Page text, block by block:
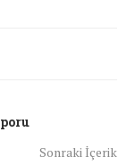
Sonraki İçerik